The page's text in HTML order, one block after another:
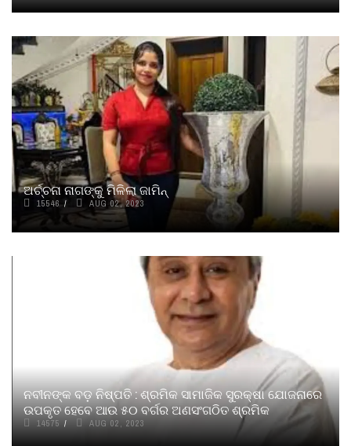
ଅର୍ଚ୍ଚନା ନାଗଙ୍କୁ ମିଳିଲା ଜାମିନ୍
15546 AUG 02, 2023
ନବୀନଙ୍କ ବଡ଼ ନିଷ୍ପତି : ଶ୍ରମିକ ସାମାଜିକ ସୁରକ୍ଷା ଯୋଜନାରେ
ଉପକୃତ ହେବେ ଆଉ ୫୦ ବର୍ଗର ଅଣସଂଗଠିତ ଶ୍ରମିକ
14575 AUG 02, 2023